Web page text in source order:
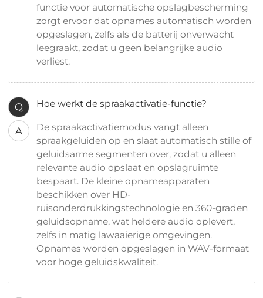
functie voor automatische opslagbescherming
zorgt ervoor dat opnames automatisch worden
opgeslagen, zelfs als de batterij onverwacht
leegraakt, zodat u geen belangrijke audio
verliest.
Q Hoe werkt de spraakactivatie-functie?
A
De spraakactivatiemodus vangt alleen
spraakgeluiden op en slaat automatisch stille of
geluidsarme segmenten over, zodat u alleen
relevante audio opslaat en opslagruimte
bespaart. De kleine opnameapparaten
beschikken over HD-
ruisonderdrukkingstechnologie en 360-graden
geluidsopname, wat heldere audio oplevert,
zelfs in matig lawaaierige omgevingen.
Opnames worden opgeslagen in WAV-formaat
voor hoge geluidskwaliteit.